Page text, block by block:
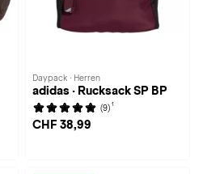
Daypack · Herren
adidas · Rucksack SP BP
(9) 1
CHF 38,99